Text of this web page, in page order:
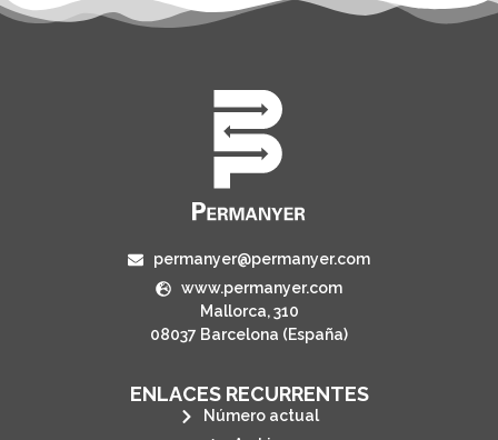
permanyer@permanyer.com
www.permanyer.com
Mallorca, 310
08037 Barcelona (España)
ENLACES RECURRENTES
Número actual